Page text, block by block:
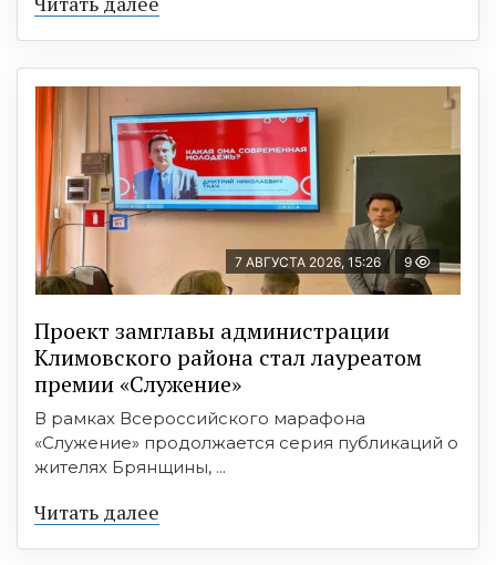
7 АВГУСТА 2026, 15:26 9
Проект замглавы администрации
Климовского района стал лауреатом
премии «Служение»
В рамках Всероссийского марафона
«Служение» продолжается серия публикаций о
жителях Брянщины, ...
Читать далее